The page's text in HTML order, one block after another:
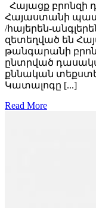
Հայացք բրոնզի
Հայաստանի
/հայերեն-
զետեղված են
թանգարանի
ընտրված
քննական
Կատալոգը [...]
Read More